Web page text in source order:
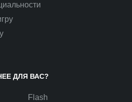
ДЛЯ ВАС?
Flash